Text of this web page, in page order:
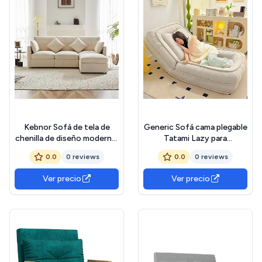
Kebnor Sofá de tela de
chenilla de diseño moderno,
sofá de tres plazas, sofá de
cuatro plazas, sofá de
esquina en forma de L con
reposapiés, adecuado para
apartamentos (beige)
0.0 0 reviews
Ver precio
Generic Sofá cama plegable
Tatami Lazy para
dormitorio, salón, oficina,
sala de estar, colchón
extraíble con relleno
cómodo, perfecto para
relajarse, blanco, 175 x 95
0.0 0 reviews
Ver precio